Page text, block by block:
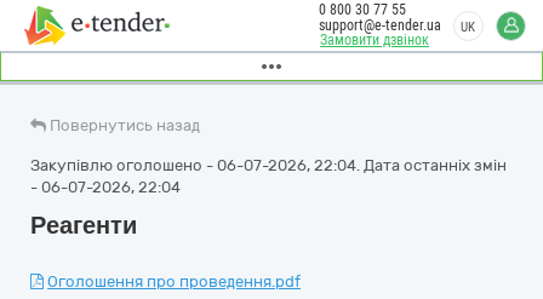
Замовити дзвінок
0 800 30 77 55
support@e-tender.ua
UK
Повернутись назад
Закупівлю оголошено - 06-07-2026, 22:04. Дата останніх змін
- 06-07-2026, 22:04
Реагенти
Оголошення про проведення.pdf